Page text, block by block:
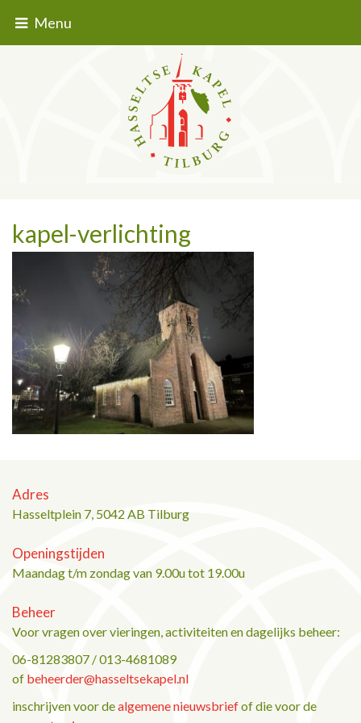
Menu
kapel-verlichting
Adres
Hasseltplein 7, 5042 AB Tilburg
Openingstijden
Maandag t/m zondag van 9.00u tot 19.00u
Beheer
Voor vragen over vieringen, activiteiten en dagelijks beheer:
06-81283807 / 013-4681089
of beheerder@hasseltsekapel.nl
inschrijven voor dealgemene nieuwsbriefof die voor de